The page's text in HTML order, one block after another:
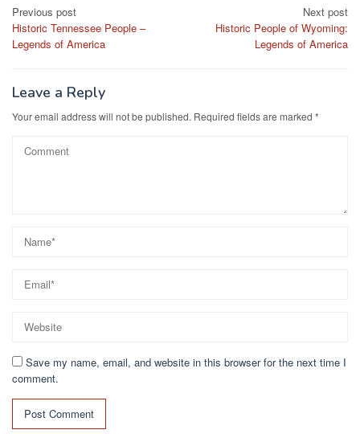
Post
navigation
Previous post
Historic Tennessee People –
Legends of America
Next post
Historic People of Wyoming:
Legends of America
Leave a Reply
Your email address will not be published. Required fields are marked *
Save my name, email, and website in this browser for the next time I
comment.